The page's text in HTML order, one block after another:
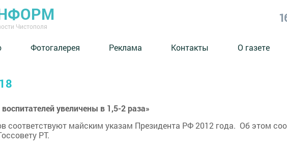
Чистополя
Фотогалерея Реклама Контакты О газете
увеличены в 1,5-2 раза»
соответствуют майским указам Президента РФ 2012 года. Об этом
РТ.